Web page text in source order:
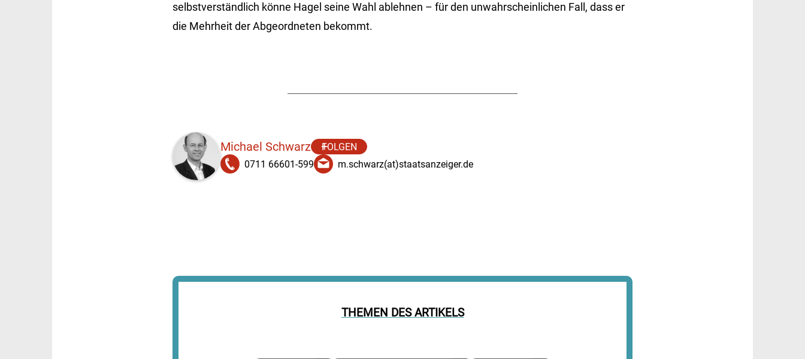
THEMEN DES ARTIKELS
selbstverständlich könne Hagel seine Wahl ablehnen – für den unwahrscheinlichen Fall, dass er
die Mehrheit der Abgeordneten bekommt.
Michael Schwarz
FOLGEN
0711 66601-599
m.schwarz(at)staatsanzeiger.de